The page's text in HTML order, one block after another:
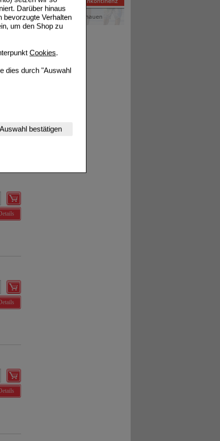
Darüber hinaus
bevorzugte Verhalten
um den Shop zu
Cookies.
dies durch "Auswahl
Website
werden kann.
(z.B.
unserer Website
Website aber
Daten hierfür
Auswahl bestätigen
Details
Details
Details
Details